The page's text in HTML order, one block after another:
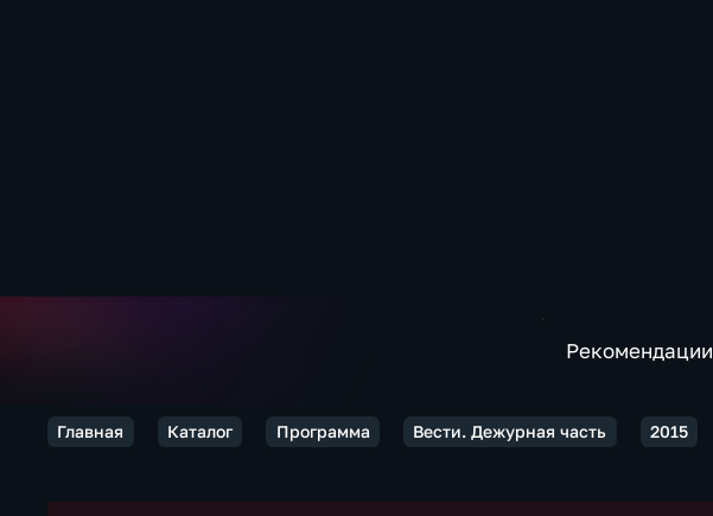
Рекомендации
Главная Каталог Программа Вести. Дежурная часть 2015